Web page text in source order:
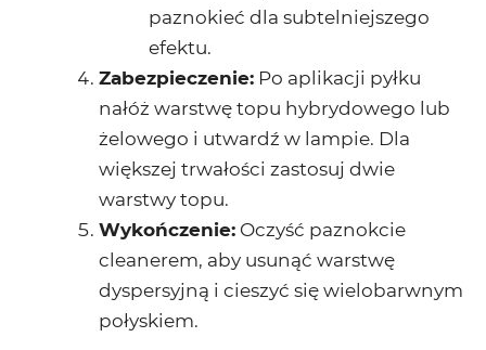
paznokieć dla subtelniejszego
efektu.
Zabezpieczenie: Po aplikacji pyłku
nałóż warstwę topu hybrydowego lub
żelowego i utwardź w lampie. Dla
większej trwałości zastosuj dwie
warstwy topu.
Wykończenie: Oczyść paznokcie
cleanerem, aby usunąć warstwę
dyspersyjną i cieszyć się wielobarwnym
połyskiem.